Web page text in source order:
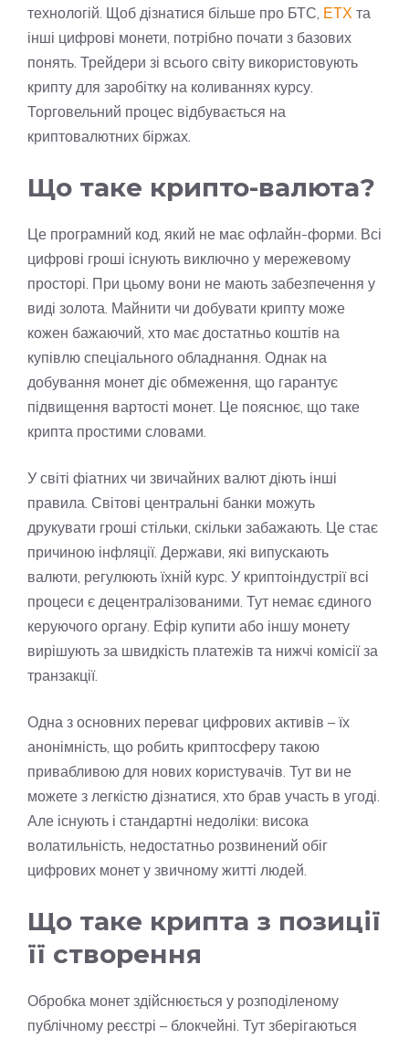
технологій. Щоб дізнатися більше про БТС, ЕТХ та
інші цифрові монети, потрібно почати з базових
понять. Трейдери зі всього світу використовують
крипту для заробітку на коливаннях курсу.
Торговельний процес відбувається на
криптовалютних біржах.
Що таке крипто-валюта?
Це програмний код, який не має офлайн-форми. Всі
цифрові гроші існують виключно у мережевому
просторі. При цьому вони не мають забезпечення у
виді золота. Майнити чи добувати крипту може
кожен бажаючий, хто має достатньо коштів на
купівлю спеціального обладнання. Однак на
добування монет діє обмеження, що гарантує
підвищення вартості монет. Це пояснює, що таке
крипта простими словами.
У світі фіатних чи звичайних валют діють інші
правила. Світові центральні банки можуть
друкувати гроші стільки, скільки забажають. Це стає
причиною інфляції. Держави, які випускають
валюти, регулюють їхній курс. У криптоіндустрії всі
процеси є децентралізованими. Тут немає єдиного
керуючого органу. Ефір купити або іншу монету
вирішують за швидкість платежів та нижчі комісії за
транзакції.
Одна з основних переваг цифрових активів – їх
анонімність, що робить криптосферу такою
привабливою для нових користувачів. Тут ви не
можете з легкістю дізнатися, хто брав участь в угоді.
Але існують і стандартні недоліки: висока
волатильність, недостатньо розвинений обіг
цифрових монет у звичному житті людей.
Що таке крипта з позиції
її створення
Обробка монет здійснюється у розподіленому
публічному реєстрі – блокчейні. Тут зберігаються